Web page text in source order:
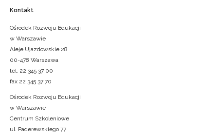
Kontakt
Ośrodek Rozwoju Edukacji
w Warszawie
Aleje Ujazdowskie 28
00-478 Warszawa
tel. 22 345 37 00
fax 22 345 37 70
Ośrodek Rozwoju Edukacji
w Warszawie
Centrum Szkoleniowe
ul. Paderewskiego 77